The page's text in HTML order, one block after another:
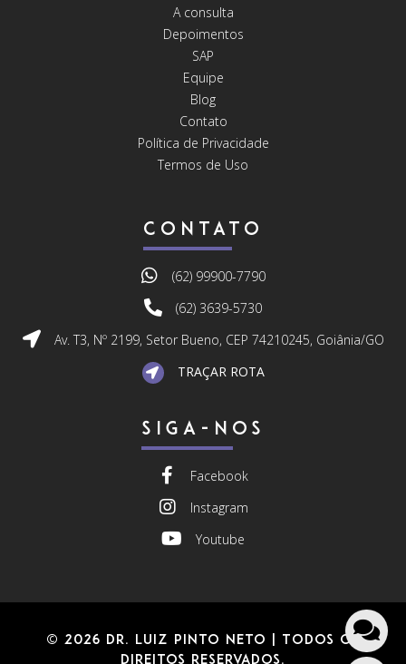
A consulta
Depoimentos
SAP
Equipe
Blog
Contato
Política de Privacidade
Termos de Uso
CONTATO
(62) 99900-7790
(62) 3639-5730
Av. T3, Nº 2199, Setor Bueno, CEP 74210245, Goiânia/GO
TRAÇAR ROTA
SIGA-NOS
Facebook
Instagram
Youtube
© 2026 Dr. Luiz Pinto Neto
| Todos os
direitos reservados.